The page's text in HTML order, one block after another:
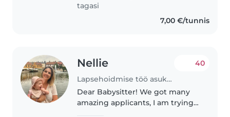
tagasi
7,00 €/tunnis
Nellie
Lapsehoidmise töö asukohas Tallinn
40
Dear Babysitter! We got many
amazing applicants, I am trying